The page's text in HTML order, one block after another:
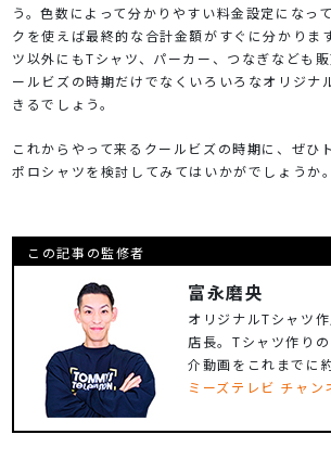
う。色数によって分かりやすい料金設定になっ
クを使えば最終的な合計金額がすぐに分かりま
ツ以外にもTシャツ、パーカー、つなぎなども
ールビズの時期だけでなくいろいろなオリジナ
きるでしょう。
これからやって来るクールビズの時期に、ぜひ
ポロシャツを検討してみてはいかがでしょうか。
この記事の監修者
富永磨央
オリジナルTシャツ
店長。Tシャツ作り
介動画をこれまでに
ミーズテレビ チャン